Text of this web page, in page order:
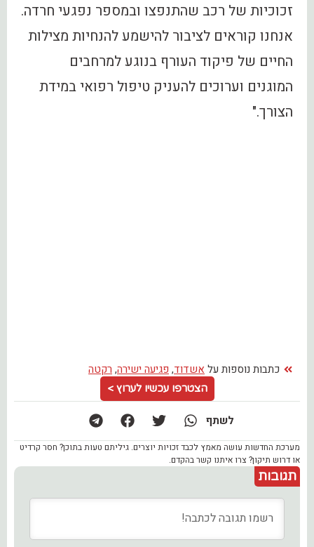
זכוכיות של רכב שהתנפצו ובמספר נפגעי חרדה.
אנחנו קוראים לציבור להישמע להנחיות מצילות
החיים של פיקוד העורף בנוגע למרחבים
המוגנים וערוכים להעניק טיפול רפואי במידת
הצורך."
כתבות נוספות על אשדוד, פגיעה ישירה, רקטה
הצטרפו עכשיו לערוץ >
לשתף
מערכת החדשות עושה מאמץ לכבד זכויות יוצרים. גיליתם טעות בתוכן? חסר קרדיט
או דרוש תיקון? צרו איתנו קשר בהקדם.
תגובות